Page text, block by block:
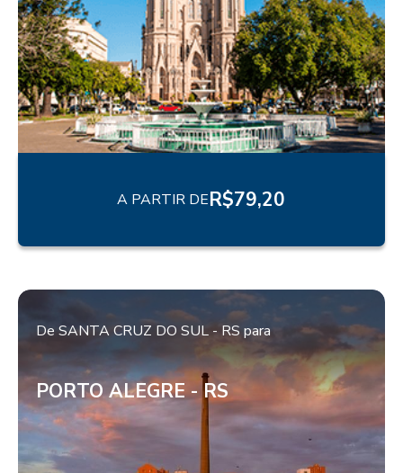
A PARTIR DER$79,20
De SANTA CRUZ DO SUL - RS para
PORTO ALEGRE - RS